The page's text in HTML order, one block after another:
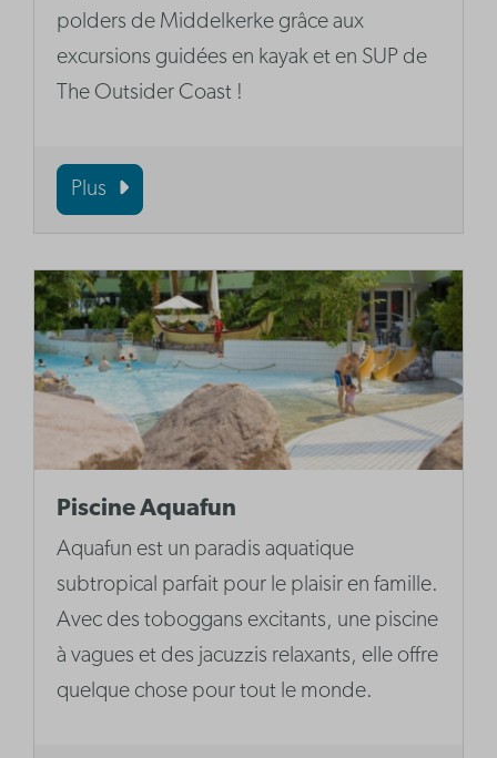
polders de Middelkerke grâce aux
excursions guidées en kayak et en SUP de
The Outsider Coast !
Plus
Piscine Aquafun
Aquafun est un paradis aquatique
subtropical parfait pour le plaisir en famille.
Avec des toboggans excitants, une piscine
à vagues et des jacuzzis relaxants, elle offre
quelque chose pour tout le monde.